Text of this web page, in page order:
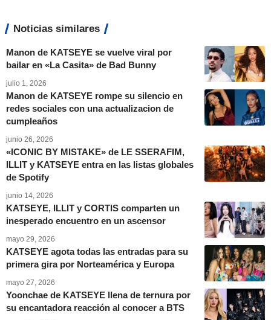
Noticias similares
Manon de KATSEYE se vuelve viral por
bailar en «La Casita» de Bad Bunny
julio 1, 2026
Manon de KATSEYE rompe su silencio en
redes sociales con una actualizacion de
cumpleaños
junio 26, 2026
«ICONIC BY MISTAKE» de LE SSERAFIM,
ILLIT y KATSEYE entra en las listas globales
de Spotify
junio 14, 2026
KATSEYE, ILLIT y CORTIS comparten un
inesperado encuentro en un ascensor
mayo 29, 2026
KATSEYE agota todas las entradas para su
primera gira por Norteamérica y Europa
mayo 27, 2026
Yoonchae de KATSEYE llena de ternura por
su encantadora reacción al conocer a BTS